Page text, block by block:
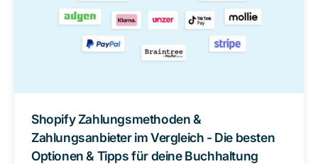
Shopify Zahlungsmethoden &
Zahlungsanbieter im Vergleich - Die besten
Optionen & Tipps für deine Buchhaltung